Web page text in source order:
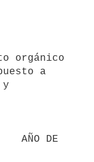
orgánico
a